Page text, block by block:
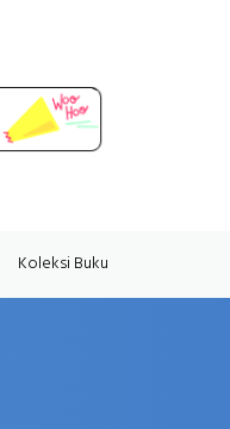
Koleksi Buku